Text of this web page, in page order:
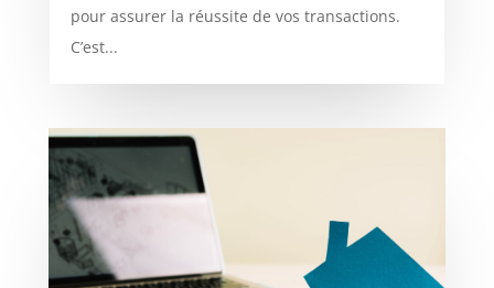
pour assurer la réussite de vos transactions.
C’est...